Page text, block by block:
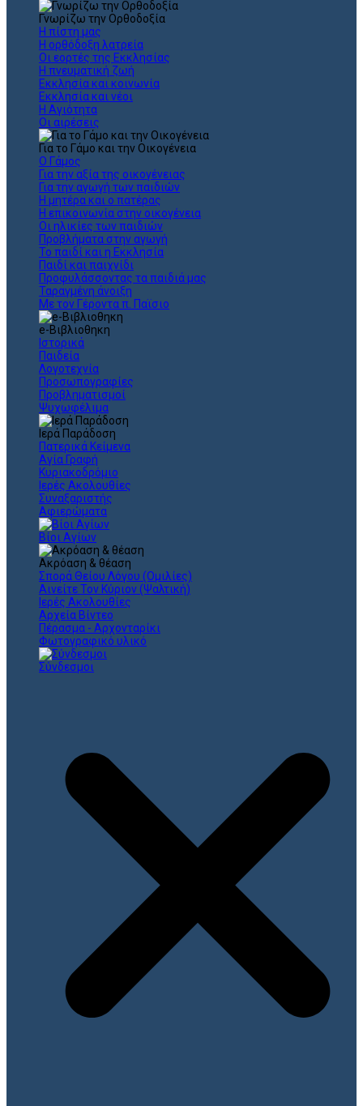
Γνωρίζω την Ορθοδοξία
Η πίστη μας
Η ορθόδοξη λατρεία
Οι εορτές της Εκκλησίας
Η πνευματική ζωή
Εκκλησία και κοινωνία
Εκκλησία και νέοι
Η Αγιότητα
Οι αιρέσεις
Για το Γάμο και την Οικογένεια
Ο Γάμος
Για την αξία της οικογένειας
Για την αγωγή των παιδιών
Η μητέρα και ο πατέρας
Η επικοινωνία στην οικογένεια
Οι ηλικίες των παιδιών
Προβλήματα στην αγωγή
Το παιδί και η Εκκλησία
Παιδί και παιχνίδι
Προφυλάσσοντας τα παιδιά μας
Ταραγμένη άνοιξη
Με τον Γέροντα π. Παϊσιο
e-Βιβλιοθηκη
Ιστορικά
Παιδεία
Λογοτεχνία
Προσωπογραφίες
Προβληματισμοί
Ψυχωφέλιμα
Ιερά Παράδοση
Πατερικά Κείμενα
Αγία Γραφή
Κυριακοδρόμιο
Ιερές Ακολουθίες
Συναξαριστής
Αφιερώματα
Βίοι Αγίων
Ακρόαση & θέαση
Σπορά Θείου Λόγου (Ομιλίες)
Αινείτε Τον Κύριον (Ψαλτική)
Ιερές Ακολουθίες
Αρχεία Βίντεο
Πέρασμα - Αρχονταρίκι
Φωτογραφικό υλικό
Σύνδεσμοι